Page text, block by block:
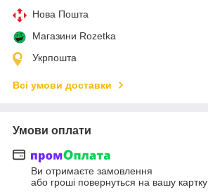
Нова Пошта
Магазини Rozetka
Укрпошта
Всі умови доставки
Умови оплати
Ви отримаєте замовлення
або гроші повернуться на вашу картку